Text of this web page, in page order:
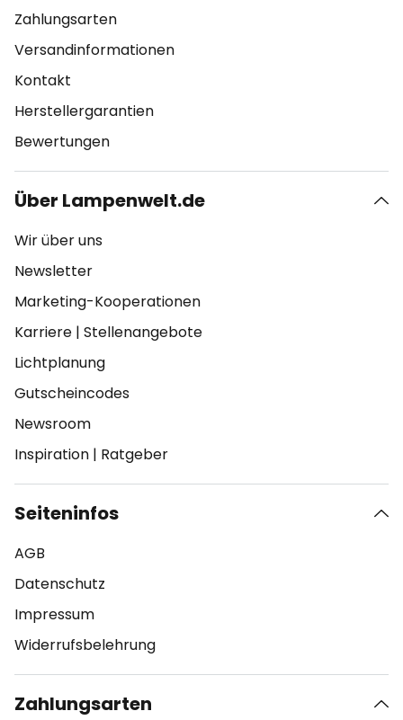
Zahlungsarten
Versandinformationen
Kontakt
Herstellergarantien
Bewertungen
Über Lampenwelt.de
Wir über uns
Newsletter
Marketing-Kooperationen
Karriere | Stellenangebote
Lichtplanung
Gutscheincodes
Newsroom
Inspiration | Ratgeber
Seiteninfos
AGB
Datenschutz
Impressum
Widerrufsbelehrung
Zahlungsarten